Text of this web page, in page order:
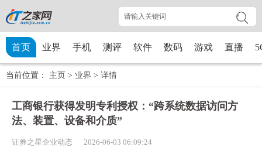
首页 业界 手机 测评 软件 数码 游戏 直播
当前位置： 主页 > 业界 > 详情
工商银行获得发明专利授权：“跨系统数据访问方
法、装置、设备和介质”
证券之星企业动态 2026-06-03 06:09:24